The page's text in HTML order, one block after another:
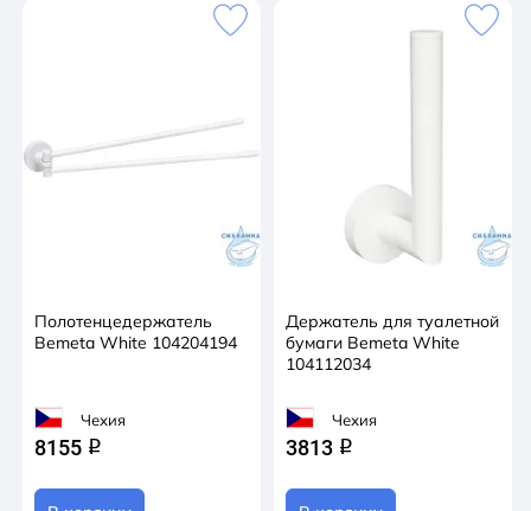
Полотенцедержатель
Bemeta White 104204194
Чехия
8155 q
Держатель для туалетной
бумаги Bemeta White
104112034
Чехия
3813 q